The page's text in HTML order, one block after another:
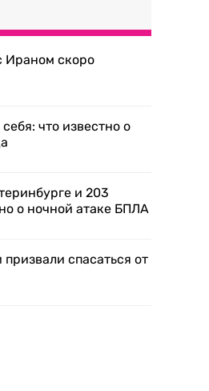
Ираном скоро
что известно о
и 203
о ночной атаке БПЛА
спасаться от